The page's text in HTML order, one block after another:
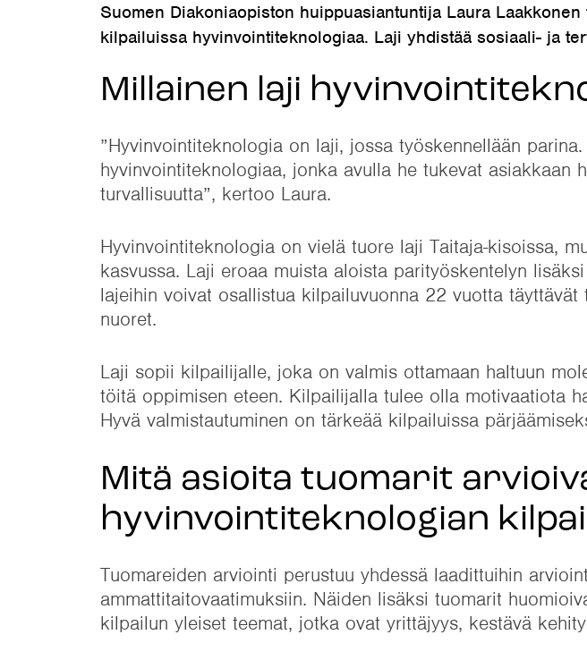
Suomen Diakoniaopiston huippuasiantuntija Laura Laakkonen
kilpailuissa hyvinvointiteknologiaa. Laji yhdistää sosiaali- ja
Millainen laji
”Hyvinvointiteknologia on laji, jossa työskennellään
hyvinvointiteknologiaa, jonka avulla he tukevat asiakkaan
turvallisuutta”, kertoo Laura.
Hyvinvointiteknologia on vielä tuore laji Taitaja-kisoissa,
kasvussa. Laji eroaa muista aloista parityöskentelyn
lajeihin voivat osallistua kilpailuvuonna 22 vuotta
nuoret.
Laji sopii kilpailijalle, joka on valmis ottamaan haltuun
töitä oppimisen eteen. Kilpailijalla tulee olla motivaatiota
Hyvä valmistautuminen on tärkeää kilpailuissa
Mitä asioita tuomarit
hyvinvointiteknologian
Tuomareiden arviointi perustuu yhdessä laadittuihin
ammattitaitovaatimuksiin. Näiden lisäksi tuomarit
kilpailun yleiset teemat, jotka ovat yrittäjyys, kestävä